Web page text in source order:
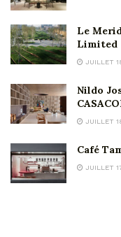
Le
Limited
JUILLET
Nildo
JUILLET
Café
JUILLET